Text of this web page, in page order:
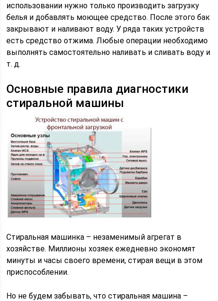
использовании нужно только производить загрузку
белья и добавлять моющее средство. После этого бак
закрывают и наливают воду. У ряда таких устройств
есть средство отжима. Любые операции необходимо
выполнять самостоятельно наливать и сливать воду и
т. д.
Основные правила диагностики
стиральной машины
Стиральная машинка – незаменимый агрегат в
хозяйстве. Миллионы хозяек ежедневно экономят
минуты и часы своего времени, стирая вещи в этом
приспособлении.
Но не будем забывать, что стиральная машина –